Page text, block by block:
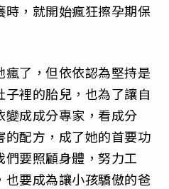
，就開始瘋狂擦孕期保
了，但依依認為堅持是
裡的胎兒，也為了讓自
變成成分專家，看成分
配方，成了她的首要功
要照顧身體，努力工
要成為讓小孩驕傲的爸